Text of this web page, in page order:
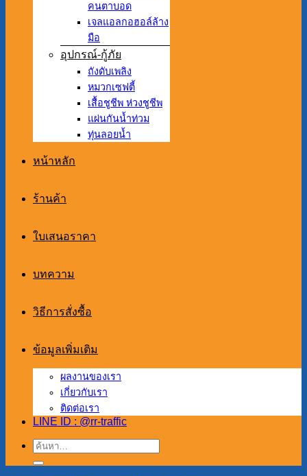
คนตาบอด
เจลแอลกอฮอล์ล้าง
มือ
อุปกรณ์-กู้ภัย
ถังดับเพลิง
หมวกเซฟตี้
เสื้อชูชีพ ห่วงชูชีพ
แผ่นกันน้ำท่วม
ทุ่นลอยน้ำ
หน้าหลัก
ร้านค้า
ใบเสนอราคา
บทความ
วิธีการสั่งซื้อ
ข้อมูลเพิ่มเติม
ผลงานของเรา
เกี่ยวกับเรา
ติดต่อเรา
LINE ID : @rr-traffic
ค้นหา: